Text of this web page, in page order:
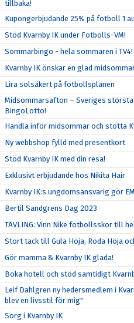
tillbaka!
Kupongerbjudande 25% på fotboll 1
Stöd Kvarnby IK under Fotbolls-VM!
Sommarbingo - hela sommaren i TV4!
Kvarnby IK önskar en glad
Lira solsäkert på fotbollsplanen
Midsommarsafton – Sveriges
BingoLotto!
Handla inför midsommar och stötta
Ny webbshop fylld med presentkort
Stöd Kvarnby IK med din resa!
Exklusivt erbjudande hos Nikita Hair
Kvarnby IK:s ungdomsansvarig gör
Bertil Sandgrens Dag 2023
TÄVLING: Vinn Nike fotbollsskor till
Stort tack till Gula Höja, Röda Höja
Gör mamma & Kvarnby IK glada!
Boka hotell och stöd samtidigt
Leif Dahlgren ny hedersmedlem i
blev en livsstil för mig"
Sorg i Kvarnby IK